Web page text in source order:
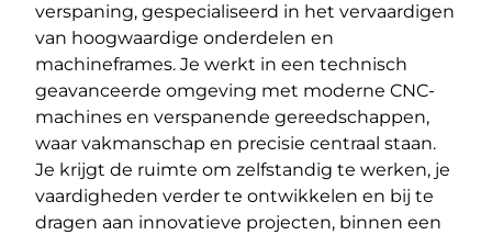
verspaning, gespecialiseerd in het vervaardigen
van hoogwaardige onderdelen en
machineframes. Je werkt in een technisch
geavanceerde omgeving met moderne CNC-
machines en verspanende gereedschappen,
waar vakmanschap en precisie centraal staan.
Je krijgt de ruimte om zelfstandig te werken, je
vaardigheden verder te ontwikkelen en bij te
dragen aan innovatieve projecten, binnen een